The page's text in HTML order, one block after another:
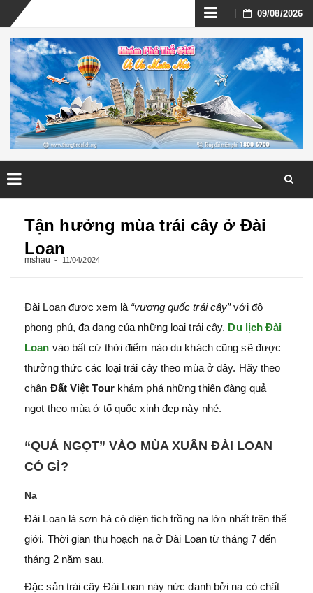
Skip
to
content
09/08/2026
Tận hưởng mùa trái cây ở Đài
Loan
mshau 11/04/2024
Đài Loan được xem là “vương quốc trái cây”với độ
phong phú, đa dạng của những loại trái cây. Du lịch Đài
Loan vào bất cứ thời điểm nào du khách cũng sẽ được
thưởng thức các loại trái cây theo mùa ở đây. Hãy theo
chân Đất Việt Tour khám phá những thiên đàng quả
ngọt theo mùa ở tổ quốc xinh đẹp này nhé.
“QUẢ NGỌT” VÀO MÙA XUÂN ĐÀI LOAN
CÓ GÌ?
Na
Đài Loan là sơn hà có diện tích trồng na lớn nhất trên thế
giới. Thời gian thu hoạch na ở Đài Loan từ tháng 7 đến
tháng 2 năm sau.
Đặc sản trái cây Đài Loan này nức danh bởi na có chất